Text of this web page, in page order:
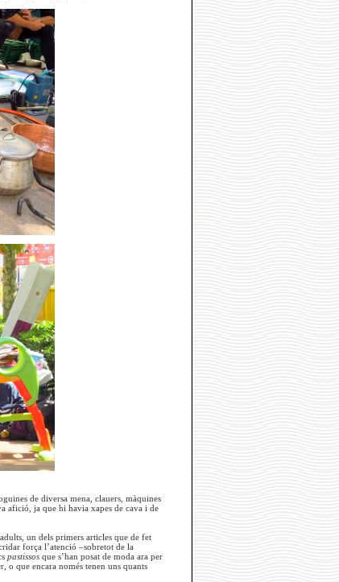
de diversa mena, clauers, màquines
afició, ja que hi havia xapes de cava i de
un dels primers articles que de fet
força l’atenció –sobretot de la
pastissosque s’han posat de moda ara per
o que encara només tenen uns quants